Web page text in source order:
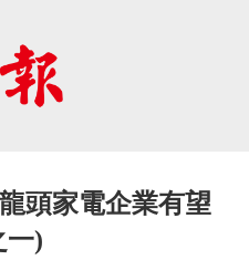
頭家電企業有望
一)